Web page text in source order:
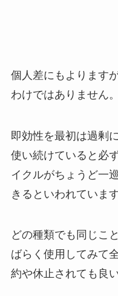
個人差にもよります
わけではありません。
即効性を最初は過剰
使い続けていると必
イクルがちょうど一
きるといわれています
どの種類でも同じこ
ばらく使用してみて
約や休止されても良